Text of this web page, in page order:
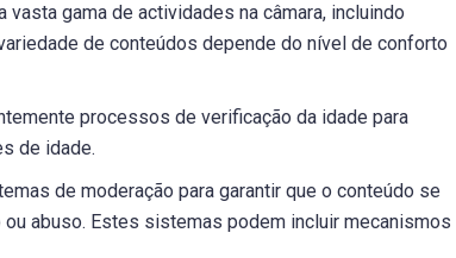
gama de actividades na câmara, incluindo
de conteúdos depende do nível de conforto
processos de verificação da idade para
de idade.
de moderação para garantir que o conteúdo se
abuso. Estes sistemas podem incluir mecanismos